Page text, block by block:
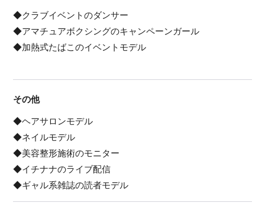
◆クラブイベントのダンサー
◆アマチュアボクシングのキャンペーンガール
◆加熱式たばこのイベントモデル
その他
◆ヘアサロンモデル
◆ネイルモデル
◆美容整形施術のモニター
◆イチナナのライブ配信
◆ギャル系雑誌の読者モデル